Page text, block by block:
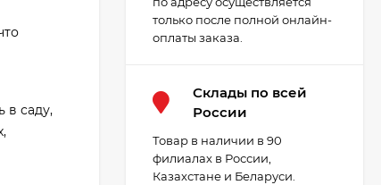
в саду,
только после полной онлайн-
оплаты заказа.
Cклады по всей
России
Товар в наличии в 90
филиалах в России,
Казахстане и Беларуси.